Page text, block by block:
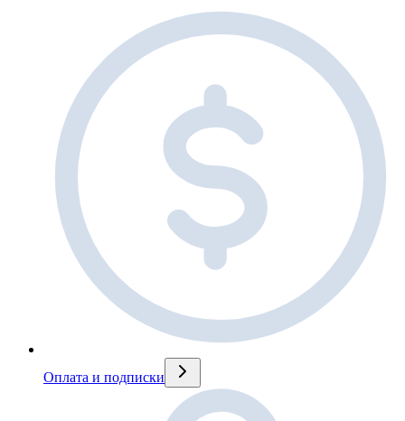
Оплата и подписки